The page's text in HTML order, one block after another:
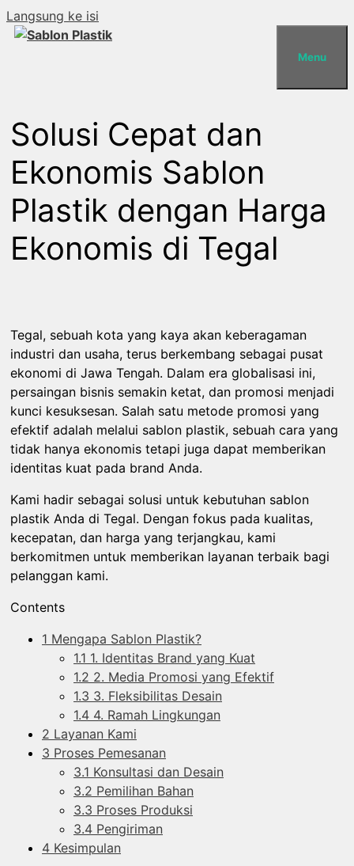
Langsung ke isi
Menu
Solusi Cepat dan
Ekonomis Sablon
Plastik dengan Harga
Ekonomis di Tegal
Tegal, sebuah kota yang kaya akan keberagaman
industri dan usaha, terus berkembang sebagai pusat
ekonomi di Jawa Tengah. Dalam era globalisasi ini,
persaingan bisnis semakin ketat, dan promosi menjadi
kunci kesuksesan. Salah satu metode promosi yang
efektif adalah melalui sablon plastik, sebuah cara yang
tidak hanya ekonomis tetapi juga dapat memberikan
identitas kuat pada brand Anda.
Kami hadir sebagai solusi untuk kebutuhan sablon
plastik Anda di Tegal. Dengan fokus pada kualitas,
kecepatan, dan harga yang terjangkau, kami
berkomitmen untuk memberikan layanan terbaik bagi
pelanggan kami.
Contents
1 Mengapa Sablon Plastik?
1.1 1. Identitas Brand yang Kuat
1.2 2. Media Promosi yang Efektif
1.3 3. Fleksibilitas Desain
1.4 4. Ramah Lingkungan
2 Layanan Kami
3 Proses Pemesanan
3.1 Konsultasi dan Desain
3.2 Pemilihan Bahan
3.3 Proses Produksi
3.4 Pengiriman
4 Kesimpulan